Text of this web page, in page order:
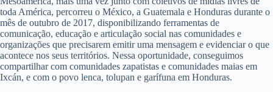
toda América, percorreu o México, a Guatemala e Honduras durante o
mês de outubro de 2017, disponibilizando ferramentas de
comunicação, educação e articulação social nas comunidades e
organizações que precisarem emitir uma mensagem e evidenciar o que
acontece nos seus territórios. Nessa oportunidade, conseguimos
compartilhar com comunidades zapatistas e comunidades maias em
Ixcán, e com o povo lenca, tolupan e garífuna em Honduras.